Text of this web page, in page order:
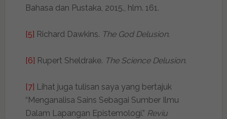
Bahasa dan Pustaka, 2015., hlm. 161.
[5] Richard Dawkins. The God Delusion.
[6] Rupert Sheldrake. The Science Delusion.
[7] Lihat juga tulisan saya yang bertajuk
“Menganalisa Sains Sebagai Sumber Ilmu
Dalam Lapangan Epistemologi.” Reviu